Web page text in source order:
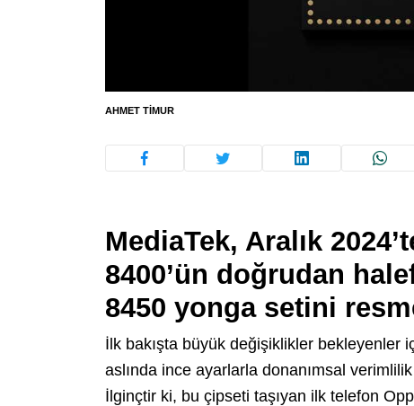
AHMET TIMUR
MediaTek, Aralık
8400’ün doğrudan
8450 yonga setini
İlk bakışta büyük değişiklikler bekleyenler
aslında ince ayarlarla donanımsal
İlginçtir ki, bu çipseti taşıyan ilk telefon